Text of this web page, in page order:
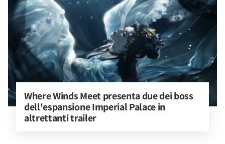
Where Winds Meet presenta due dei boss
dell'espansione Imperial Palace in
altrettanti trailer